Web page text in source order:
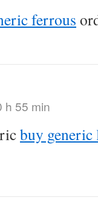
ferrous
h 55 min
buy generic